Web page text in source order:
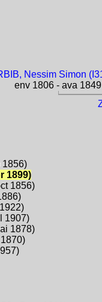
Nessim Simon
env 1806 - ava 1849
1856)
1899)
1856)
1907)
1878)